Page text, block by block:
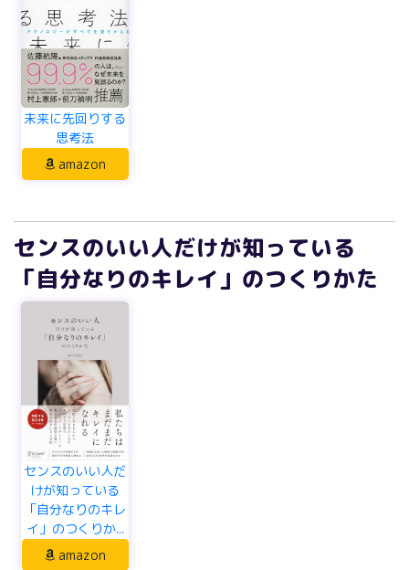
未来に先回りする
思考法
amazon
センスのいい人だけが知っている
「自分なりのキレイ」のつくりかた
センスのいい人だ
けが知っている
「自分なりのキレ
イ」のつくりか...
amazon